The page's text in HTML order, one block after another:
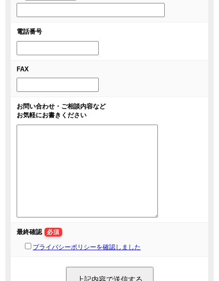
電話番号
FAX
お問い合わせ・ご相談内容など
お気軽にお書きください
最終確認 必須
プライバシーポリシーを確認しました